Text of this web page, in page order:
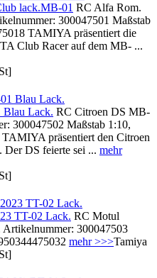
lack.MB-01 RC Alfa Rom.
300047501 Maßstab
TAMIYA präsentiert die
Club Racer auf dem MB- ...
Blau Lack. RC Citroen DS MB-
300047502 Maßstab 1:10,
präsentiert den Citroen
Der DS feierte sei ... mehr
TT-02 Lack. RC Motul
300047503
mehr >>>Tamiya